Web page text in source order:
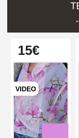
15€
VIDEO